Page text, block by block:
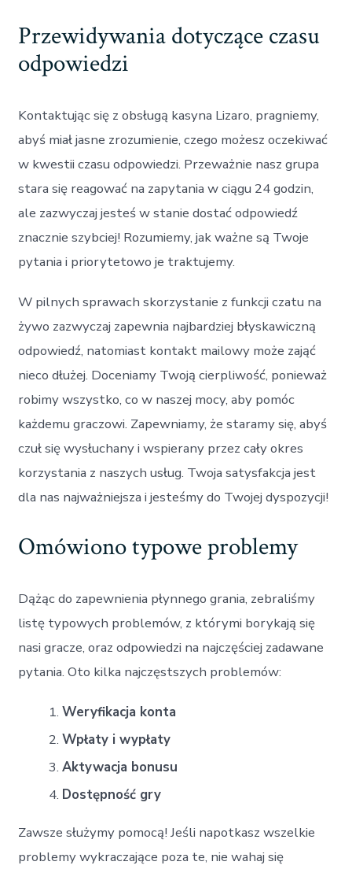
Przewidywania dotyczące czasu
odpowiedzi
Kontaktując się z obsługą kasyna Lizaro, pragniemy,
abyś miał jasne zrozumienie, czego możesz oczekiwać
w kwestii czasu odpowiedzi. Przeważnie nasz grupa
stara się reagować na zapytania w ciągu 24 godzin,
ale zazwyczaj jesteś w stanie dostać odpowiedź
znacznie szybciej! Rozumiemy, jak ważne są Twoje
pytania i priorytetowo je traktujemy.
W pilnych sprawach skorzystanie z funkcji czatu na
żywo zazwyczaj zapewnia najbardziej błyskawiczną
odpowiedź, natomiast kontakt mailowy może zająć
nieco dłużej. Doceniamy Twoją cierpliwość, ponieważ
robimy wszystko, co w naszej mocy, aby pomóc
każdemu graczowi. Zapewniamy, że staramy się, abyś
czuł się wysłuchany i wspierany przez cały okres
korzystania z naszych usług. Twoja satysfakcja jest
dla nas najważniejsza i jesteśmy do Twojej dyspozycji!
Omówiono typowe problemy
Dążąc do zapewnienia płynnego grania, zebraliśmy
listę typowych problemów, z którymi borykają się
nasi gracze, oraz odpowiedzi na najczęściej zadawane
pytania. Oto kilka najczęstszych problemów:
Weryfikacja konta
Wpłaty i wypłaty
Aktywacja bonusu
Dostępność gry
Zawsze służymy pomocą! Jeśli napotkasz wszelkie
problemy wykraczające poza te, nie wahaj się